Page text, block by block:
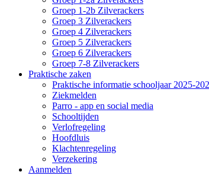
Groep 1-2b Zilverackers
Groep 3 Zilverackers
Groep 4 Zilverackers
Groep 5 Zilverackers
Groep 6 Zilverackers
Groep 7-8 Zilverackers
Praktische zaken
Praktische informatie schooljaar 2025-
Ziekmelden
Parro - app en social media
Schooltijden
Verlofregeling
Hoofdluis
Klachtenregeling
Verzekering
Aanmelden